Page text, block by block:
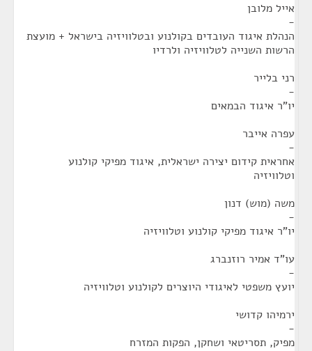
אייל מלובן
-
הנהלת איגוד העובדים בקולנוע ובטלוויזיה בישראל + מועצת
הרשות השנייה לטלוויזיה ולרדיו
רני בלייר
-
יו"ר איגוד הבמאים
עפרה אייבר
-
אחראית קידום יצירה ישראלית, איגוד מפיקי קולנוע
וטלוויזיה
משה (מוש) דנון
-
יו"ר איגוד מפיקי קולנוע וטלוויזיה
עו"ד אמיר רוזנברג
-
יועץ משפטי לאיגודי היוצרים לקולנוע וטלוויזיה
ירמיהו קדושי
-
מפיק, תסריטאי ושחקן, הפקות המזרח